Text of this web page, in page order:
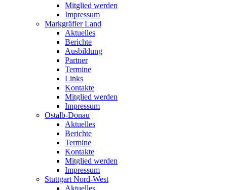
Mitglied werden
Impressum
Markgräfler Land
Aktuelles
Berichte
Ausbildung
Partner
Termine
Links
Kontakte
Mitglied werden
Impressum
Ostalb-Donau
Aktuelles
Berichte
Termine
Kontakte
Mitglied werden
Impressum
Stuttgart Nord-West
Aktuelles